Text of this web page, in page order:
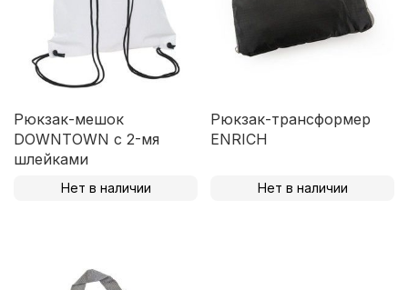
Рюкзак-мешок
DOWNTOWN с 2-мя
шлейками
Нет в наличии
Рюкзак-трансформер
ENRICH
Нет в наличии